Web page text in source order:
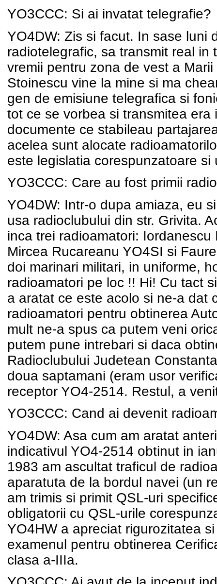
YO3CCC: Si ai invatat telegrafie?
YO4DW: Zis si facut. In sase luni
radiotelegrafic, sa transmit real
vremii pentru zona de vest a
Stoinescu vine la mine si ma
gen de emisiune telegrafica si
tot ce se vorbea si transmitea
documente ce stabileau
acelea sunt alocate
este legislatia corespunzatoare
YO3CCC: Care au fost primii
YO4DW: Intr-o dupa amiaza, eu
usa radioclubului din str. Grivita.
inca trei radioamatori:
Mircea Rucareanu YO4SI si
doi marinari militari, in uniforme,
radioamatori pe loc !! Hi! Cu tact
a aratat ce este acolo si ne-a dat
radioamatori pentru obtinerea
mult ne-a spus ca putem veni
putem pune intrebari si daca
Radioclubului Judetean
doua saptamani (eram usor
receptor YO4-2514. Restul, a
YO3CCC: Cand ai devenit
YO4DW: Asa cum am aratat
indicativul YO4-2514 obtinut in
1983 am ascultat traficul de
aparatuta de la bordul navei (un
am trimis si primit QSL-uri
obligatorii cu QSL-urile
YO4HW a apreciat rigurozitatea
examenul pentru obtinerea
clasa a-IIIa.